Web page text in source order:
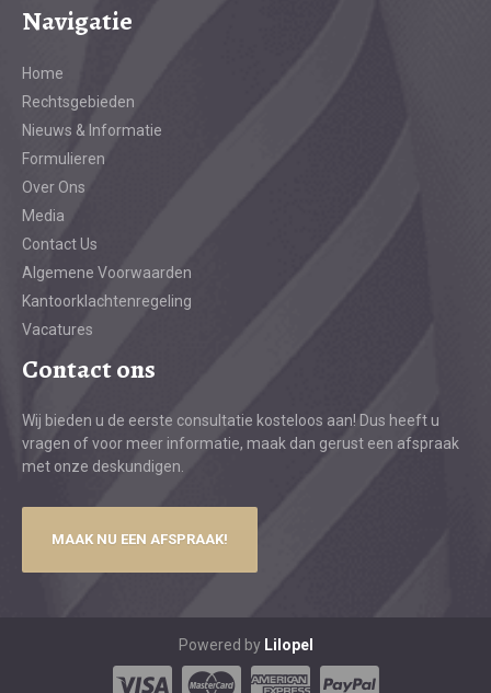
Navigatie
Home
Rechtsgebieden
Nieuws & Informatie
Formulieren
Over Ons
Media
Contact Us
Algemene Voorwaarden
Kantoorklachtenregeling
Vacatures
Contact ons
Wij bieden u de eerste consultatie kosteloos aan! Dus heeft u
vragen of voor meer informatie, maak dan gerust een afspraak
met onze deskundigen.
MAAK NU EEN AFSPRAAK!
Powered by Lilopel